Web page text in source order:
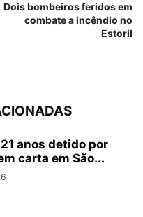
Dois bombeiros feridos em
combate a incêndio no
Estoril
anos detido por
carta em São...